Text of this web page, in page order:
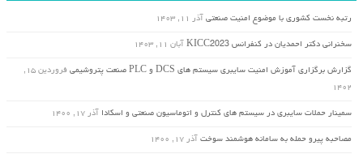
رتبه نخست کشوری با موضوع امنیت صنعتی آذر ۱۱, ۱۴۰۳
سخنرانی دکتر احمدیان در کنفرانس KICC2023 آبان ۱۱, ۱۴۰۳
گزارش برگزاری آموزش امنیت سایبری سیستم های DCS و PLC صنعت پتروشیمی
فروردین ۱۵,
۱۴۰۲
سمینار حملات سایبری در سیستم های کنترل و اتوماسیون صنعتی و اسکادا آذر ۱۷, ۱۴۰۰
مصاحبه پیرو حمله به سامانه هوشمند سوخت آذر ۱۷, ۱۴۰۰